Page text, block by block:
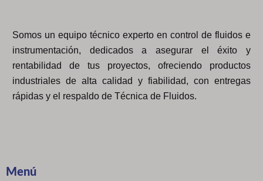
Somos un equipo técnico experto en control de fluidos e
instrumentación, dedicados a asegurar el éxito y
rentabilidad de tus proyectos, ofreciendo productos
industriales de alta calidad y fiabilidad, con entregas
rápidas y el respaldo de Técnica de Fluidos.
Menú